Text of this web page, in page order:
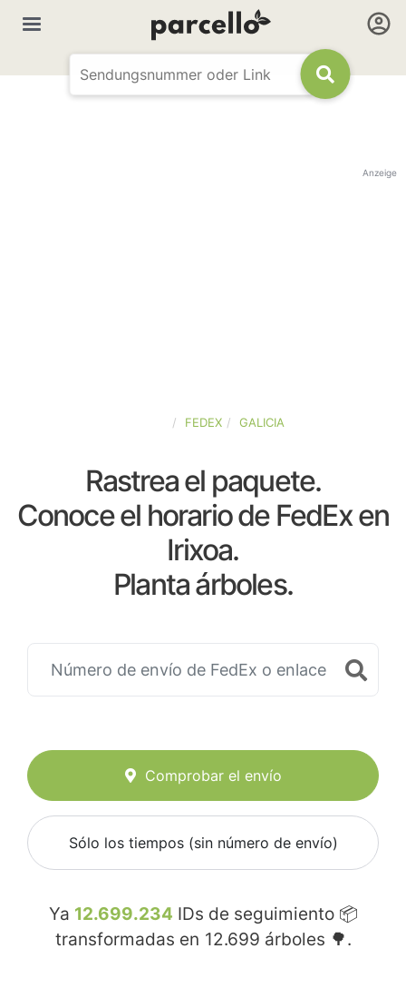
Anzeige
FEDEX GALICIA
Rastrea el paquete.
Conoce el horario de FedEx en
Irixoa.
Planta árboles.
Comprobar el envío
Sólo los tiempos (sin número de envío)
Ya 12.699.234 IDs de seguimiento 📦
transformadas en 12.699 árboles 🌳.